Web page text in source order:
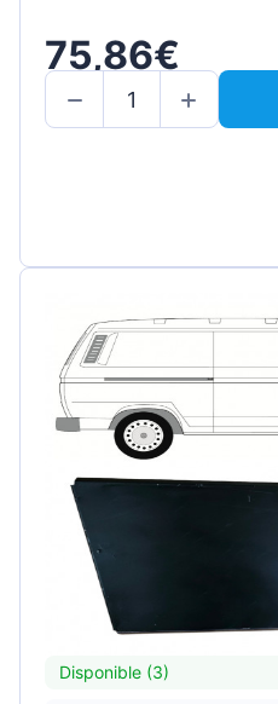
75,86€
Disponible (3)